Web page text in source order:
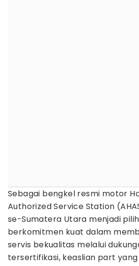
Sebagai bengkel resmi motor
Authorized Service Station
se-Sumatera Utara menjadi
berkomitmen kuat dalam
servis bekualitas melalui
tersertifikasi, keaslian part yang